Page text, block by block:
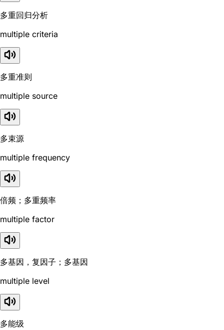
多重回归分析
multiple criteria
多重准则
multiple source
多束源
multiple frequency
倍频；多重频率
multiple factor
多基因，复因子；多基因
multiple level
多能级